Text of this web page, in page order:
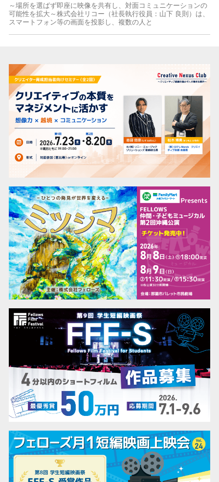
～場所を選ばず即座に映像を共有し、対面コミュニケーションの
可能性を拡大～株式会社リコー（社長執行役員：山下 良則）は、
スマートフォン等の画面を投影し、複数の人と